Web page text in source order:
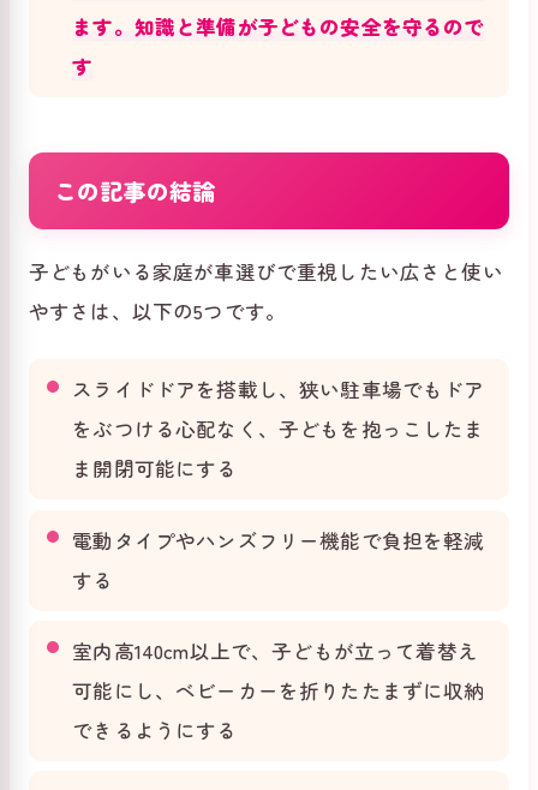
ます。知識と準備が子どもの安全を守るので
す
この記事の結論
子どもがいる家庭が車選びで重視したい広さと使い
やすさは、以下の5つです。
スライドドアを搭載し、狭い駐車場でもドア
をぶつける心配なく、子どもを抱っこしたま
ま開閉可能にする
電動タイプやハンズフリー機能で負担を軽減
する
室内高140cm以上で、子どもが立って着替え
可能にし、ベビーカーを折りたたまずに収納
できるようにする